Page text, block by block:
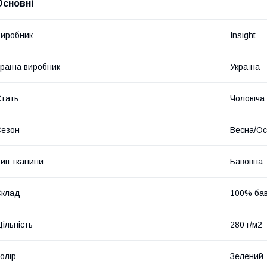
Insight
виробник Україна
Чоловіча
Весна/
тканини Бавовна
100%
280 г/м2
Зелений